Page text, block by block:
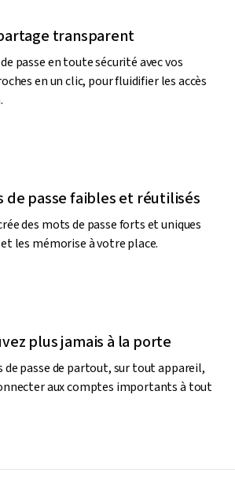
transparent
passe en toute sécurité avec vos
en un clic, pour fluidifier les accès
de passe faibles et réutilisés
des mots de passe forts et uniques
les mémorise à votre place.
plus jamais à la porte
de passe de partout, sur tout appareil,
aux comptes importants à tout